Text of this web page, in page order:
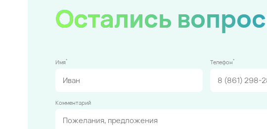
Остались
Имя* Телефон*
Комментарий